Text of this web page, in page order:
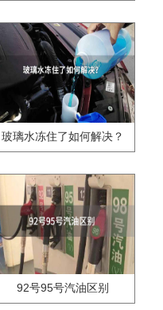
玻璃水冻住了如何解决？
92号95号汽油区别